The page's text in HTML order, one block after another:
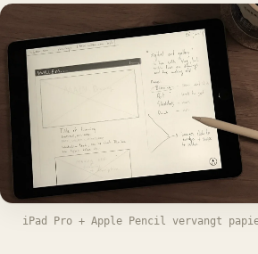
iPad Pro + Apple Pencil vervangt